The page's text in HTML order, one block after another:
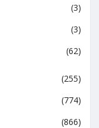
(3)
(3)
(62)
(255)
(774)
(866)